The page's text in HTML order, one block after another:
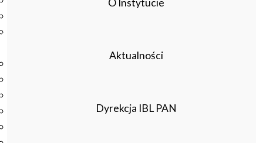
Studia podyplomowe
Szkoła Doktorska Anthropos
O Instytucie
Aktualności
Dyrekcja IBL PAN